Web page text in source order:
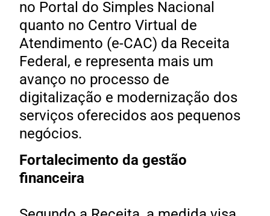
no Portal do Simples Nacional
quanto no Centro Virtual de
Atendimento (e-CAC) da Receita
Federal, e representa mais um
avanço no processo de
digitalização e modernização dos
serviços oferecidos aos pequenos
negócios.
Fortalecimento da gestão
financeira